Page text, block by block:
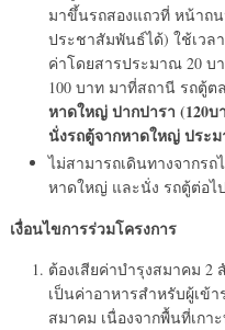
มาขึ้นรถสองแถวที่ หน้าถ
ประชาสัมพันธ์ได้) ใช้เวล
ค่าโดยสารประมาณ 20 บ
100 บาท มาที่สถานี รถตู้ต
หาดใหญ่ ปากปารา (120
นั่งรถตู้จากหาดใหญ่ ประ
ไม่สามารถเดินทางจากร
หาดใหญ่ และนั่ง รถตู้ต่อไ
เงื่อนไขการร่วมโครงการ
ต้องเสียค่าบำรุงสมาคม 2
เป็นค่าอาหารสำหรับผู้เข้
สมาคม เนื่องจากพื้นที่เกา